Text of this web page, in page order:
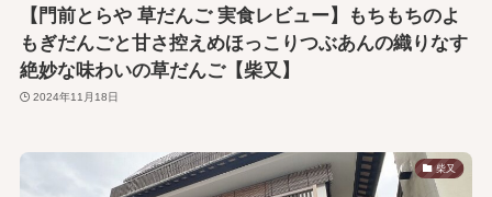
【門前とらや 草だんご 実食レビュー】もちもちのよ
もぎだんごと甘さ控えめほっこりつぶあんの織りなす
絶妙な味わいの草だんご【柴又】
2024年11月18日
柴又